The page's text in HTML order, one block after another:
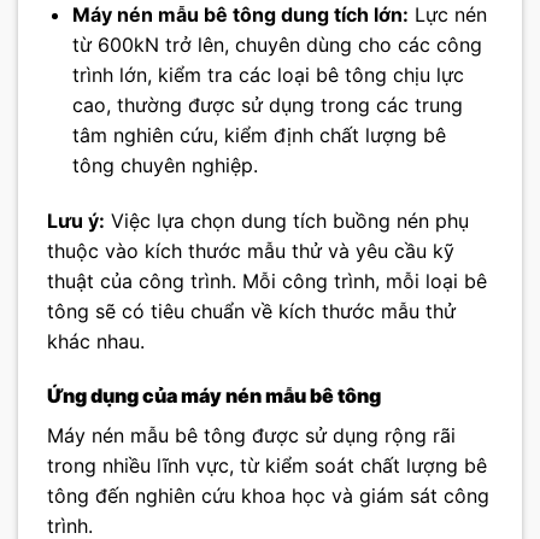
Máy nén mẫu bê tông dung tích lớn: Lực nén
từ 600kN trở lên, chuyên dùng cho các công
trình lớn, kiểm tra các loại bê tông chịu lực
cao, thường được sử dụng trong các trung
tâm nghiên cứu, kiểm định chất lượng bê
tông chuyên nghiệp.
Lưu ý: Việc lựa chọn dung tích buồng nén phụ
thuộc vào kích thước mẫu thử và yêu cầu kỹ
thuật của công trình. Mỗi công trình, mỗi loại bê
tông sẽ có tiêu chuẩn về kích thước mẫu thử
khác nhau.
Ứng dụng của máy nén mẫu bê tông
Máy nén mẫu bê tông được sử dụng rộng rãi
trong nhiều lĩnh vực, từ kiểm soát chất lượng bê
tông đến nghiên cứu khoa học và giám sát công
trình.